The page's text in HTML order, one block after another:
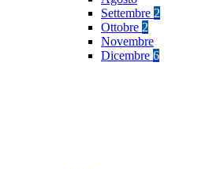
Settembre 2
Ottobre 2
Novembre
Dicembre 6